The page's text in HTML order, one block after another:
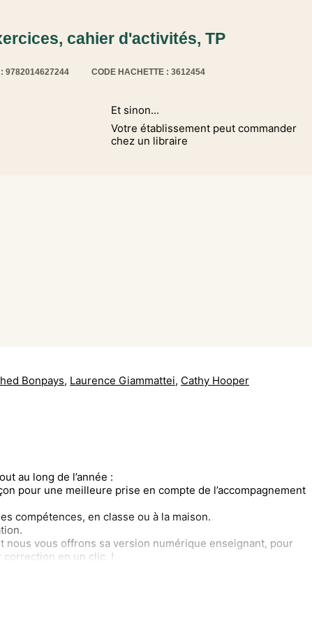
cahier d'activités, TP
: 9782014627244 CODE HACHETTE : 3612454
Et sinon...
Votre établissement peut commander
chez un libraire
Bonpays, Laurence Giammattei, Cathy Hooper
au long de l’année :
pour une meilleure prise en compte de l’accompagnement
compétences, en classe ou à la maison.
nous vous offrons sa version numérique enseignant, pour
correction en un clic !